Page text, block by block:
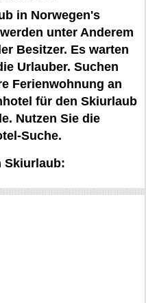
in Norwegen's
unter Anderem
Besitzer. Es warten
Urlauber. Suchen
Ferienwohnung an
für den Skiurlaub
Nutzen Sie die
Suche.
Skiurlaub: